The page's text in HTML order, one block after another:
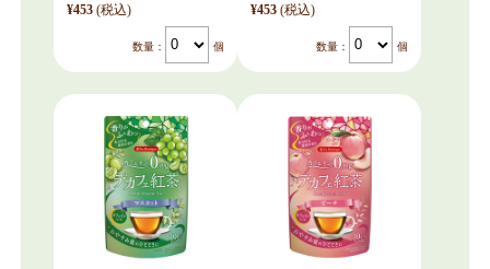
¥453 (税込)
数量： 個
¥453 (税込)
数量： 個